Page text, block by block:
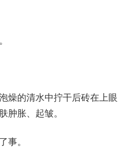
燥的清水中拧干后砖在上
肿胀、起皱。
事。